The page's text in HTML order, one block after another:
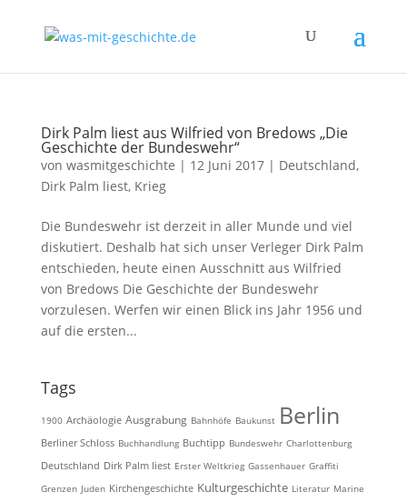
Dirk Palm liest aus Wilfried von Bredows „Die
Geschichte der Bundeswehr“
von wasmitgeschichte | 12 Juni 2017| Deutschland,
Dirk Palm liest, Krieg
Die Bundeswehr ist derzeit in aller Munde und viel
diskutiert. Deshalb hat sich unser Verleger Dirk Palm
entschieden, heute einen Ausschnitt aus Wilfried
von Bredows Die Geschichte der Bundeswehr
vorzulesen. Werfen wir einen Blick ins Jahr 1956 und
auf die ersten...
Tags
1900 Archäologie Ausgrabung Bahnhöfe Baukunst Berlin
Berliner Schloss Buchhandlung Buchtipp Bundeswehr Charlottenburg
Deutschland Dirk Palm liest Erster Weltkrieg Gassenhauer Graffiti
Grenzen Juden Kirchengeschichte Kulturgeschichte Literatur Marine